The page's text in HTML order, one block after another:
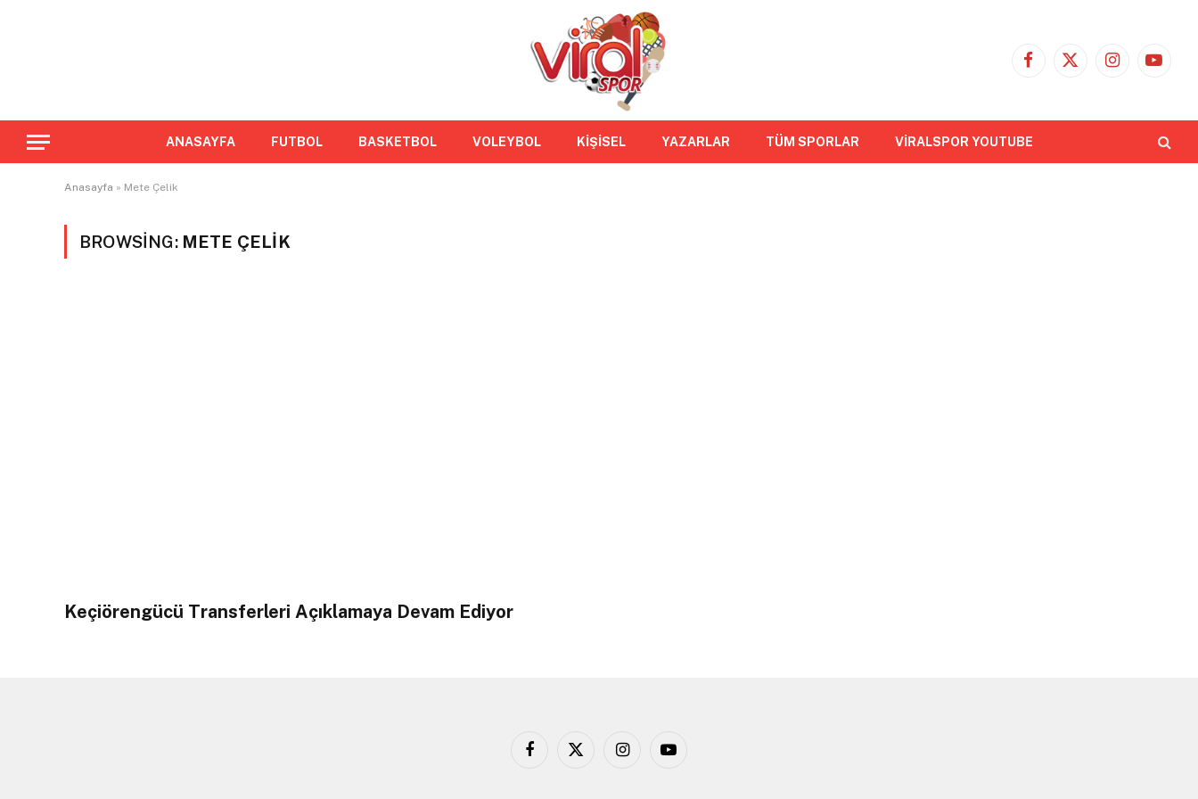
Facebook
X
Instagram
ANASAYFA FUTBOL BASKETBOL VOLEYBOL KİŞİSEL YAZARLAR TÜM SPORLAR VİRALSPOR YOUTUBE
Anasayfa » Mete Çelik
BROWSING: METE ÇELIK
Keçiörengücü Transferleri Açıklamaya Devam Ediyor
Facebook
X
InstagramYouTube